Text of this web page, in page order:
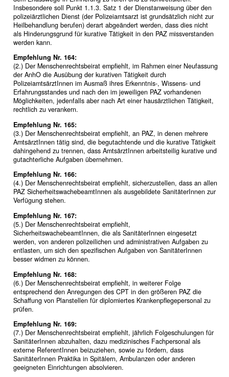
Insbesondere soll Punkt 1.1.3. Satz 1 der Dienstanweisung über den
polizeiärztlichen Dienst (der Polizeiamtsarzt ist grundsätzlich nicht zur
Heilbehandlung berufen) derart abgeändert werden, dass dies nicht
als Hinderungsgrund für kurative Tätigkeit in den PAZ missverstanden
werden kann.
Empfehlung Nr. 164:
(2.) Der Menschenrechtsbeirat empfiehlt, im Rahmen einer Neufassung
der AnhO die Ausübung der kurativen Tätigkeit durch
PolizeiamtsärztInnen im Ausmaß ihres Erkenntnis-, Wissens- und
Erfahrungsstandes und nach den im jeweiligen PAZ vorhandenen
Möglichkeiten, jedenfalls aber nach Art einer hausärztlichen Tätigkeit,
rechtlich zu verankern.
Empfehlung Nr. 165:
(3.) Der Menschenrechtsbeirat empfiehlt, an PAZ, in denen mehrere
AmtsärztInnen tätig sind, die begutachtende und die kurative Tätigkeit
dahingehend zu trennen, dass AmtsärztInnen arbeitsteilig kurative und
gutachterliche Aufgaben übernehmen.
Empfehlung Nr. 166:
(4.) Der Menschenrechtsbeirat empfiehlt, sicherzustellen, dass an allen
PAZ SicherheitswachebeamtInnen als ausgebildete SanitäterInnen zur
Verfügung stehen.
Empfehlung Nr. 167:
(5.) Der Menschenrechtsbeirat empfiehlt,
SicherheitswachebeamtInnen, die als SanitäterInnen eingesetzt
werden, von anderen polizeilichen und administrativen Aufgaben zu
entlasten, um sich den spezifischen Aufgaben von SanitäterInnen
besser widmen zu können.
Empfehlung Nr. 168:
(6.) Der Menschenrechtsbeirat empfiehlt, in weiterer Folge
entsprechend den Anregungen des CPT in den größeren PAZ die
Schaffung von Planstellen für diplomiertes Krankenpflegepersonal zu
prüfen.
Empfehlung Nr. 169:
(7.) Der Menschenrechtsbeirat empfiehlt, jährlich Folgeschulungen für
SanitäterInnen abzuhalten, dazu medizinisches Fachpersonal als
externe ReferentInnen beizuziehen, sowie zu fördern, dass
SanitäterInnen Praktika in Spitälern, Ambulanzen oder anderen
geeigneten Einrichtungen absolvieren.